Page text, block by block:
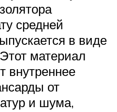
средней
в виде
материал
внутреннее
от
и шума,